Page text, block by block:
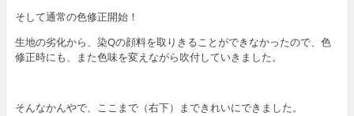
そして通常の色修正開始！
生地の劣化から、染Qの顔料を取りきることができなかったので、色
修正時にも、また色味を変えながら吹付していきました。
そんなかんやで、ここまで（右下）まできれいにできました。